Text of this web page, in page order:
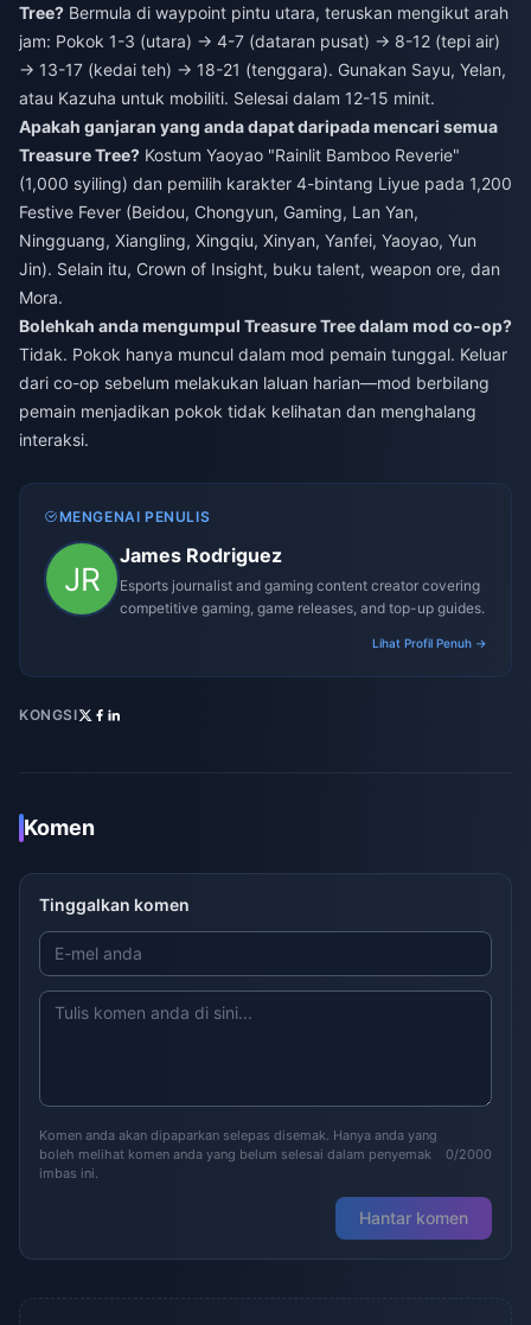
Tree? Bermula di waypoint pintu utara, teruskan mengikut arah
jam: Pokok 1-3 (utara) → 4-7 (dataran pusat) → 8-12 (tepi air)
→ 13-17 (kedai teh) → 18-21 (tenggara). Gunakan Sayu, Yelan,
atau Kazuha untuk mobiliti. Selesai dalam 12-15 minit.
Apakah ganjaran yang anda dapat daripada mencari semua
Treasure Tree? Kostum Yaoyao "Rainlit Bamboo Reverie"
(1,000 syiling) dan pemilih karakter 4-bintang Liyue pada 1,200
Festive Fever (Beidou, Chongyun, Gaming, Lan Yan,
Ningguang, Xiangling, Xingqiu, Xinyan, Yanfei, Yaoyao, Yun
Jin). Selain itu, Crown of Insight, buku talent, weapon ore, dan
Mora.
Bolehkah anda mengumpul Treasure Tree dalam mod co-op?
Tidak. Pokok hanya muncul dalam mod pemain tunggal. Keluar
dari co-op sebelum melakukan laluan harian—mod berbilang
pemain menjadikan pokok tidak kelihatan dan menghalang
interaksi.
MENGENAI PENULIS
James Rodriguez
Esports journalist and gaming content creator covering
competitive gaming, game releases, and top-up guides.
Lihat Profil Penuh →
KONGSI
Komen
Tinggalkan komen
Komen anda akan dipaparkan selepas disemak. Hanya anda yang
boleh melihat komen anda yang belum selesai dalam penyemak
imbas ini.
0/2000
Hantar komen